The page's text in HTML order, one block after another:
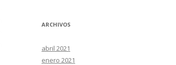
ARCHIVOS
abril 2021
enero 2021